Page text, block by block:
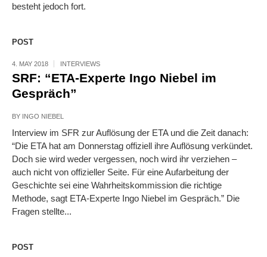
besteht jedoch fort.
POST
4. MAY 2018 INTERVIEWS
SRF: “ETA-Experte Ingo Niebel im
Gespräch”
BY INGO NIEBEL
Interview im SFR zur Auflösung der ETA und die Zeit danach:
“Die ETA hat am Donnerstag offiziell ihre Auflösung verkündet.
Doch sie wird weder vergessen, noch wird ihr verziehen –
auch nicht von offizieller Seite. Für eine Aufarbeitung der
Geschichte sei eine Wahrheitskommission die richtige
Methode, sagt ETA-Experte Ingo Niebel im Gespräch.” Die
Fragen stellte...
POST